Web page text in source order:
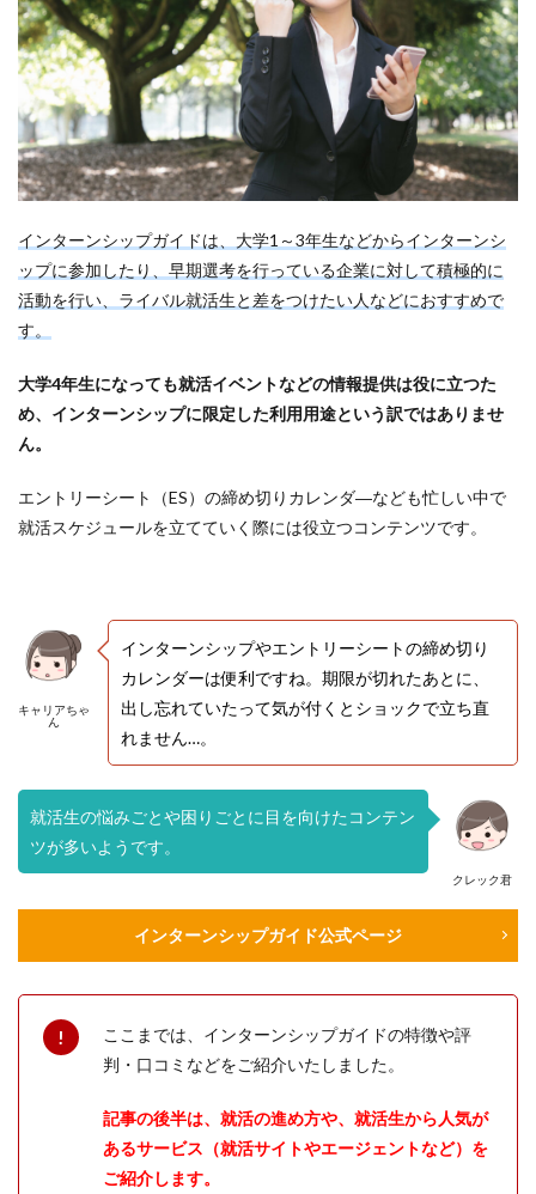
インターンシップガイドは、大学1～3年生などからインターンシ
ップに参加したり、早期選考を行っている企業に対して積極的に
活動を行い、ライバル就活生と差をつけたい人などにおすすめで
す。
大学4年生になっても就活イベントなどの情報提供は役に立つた
め、インターンシップに限定した利用用途という訳ではありませ
ん。
エントリーシート（ES）の締め切りカレンダ―なども忙しい中で
就活スケジュールを立てていく際には役立つコンテンツです。
キャリアちゃ
ん
インターンシップやエントリーシートの締め切り
カレンダーは便利ですね。期限が切れたあとに、
出し忘れていたって気が付くとショックで立ち直
れません…。
クレック君
就活生の悩みごとや困りごとに目を向けたコンテン
ツが多いようです。
インターンシップガイド公式ページ
ここまでは、インターンシップガイドの特徴や評
判・口コミなどをご紹介いたしました。
記事の後半は、就活の進め方や、就活生から人気が
あるサービス（就活サイトやエージェントなど）を
ご紹介します。